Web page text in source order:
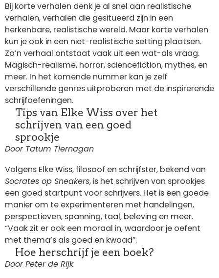
Bij korte verhalen denk je al snel aan realistische
verhalen, verhalen die gesitueerd zijn in een
herkenbare, realistische wereld. Maar korte verhalen
kun je ook in een niet-realistische setting plaatsen.
Zo’n verhaal ontstaat vaak uit een wat-als vraag.
Magisch-realisme, horror, sciencefiction, mythes, en
meer. In het komende nummer kan je zelf
verschillende genres uitproberen met de inspirerende
schrijfoefeningen.
Tips van Elke Wiss over het
schrijven van een goed
sprookje
Door Tatum Tiernagan
Volgens Elke Wiss, filosoof en schrijfster, bekend van
Socrates op Sneakers, is het schrijven van sprookjes
een goed startpunt voor schrijvers. Het is een goede
manier om te experimenteren met handelingen,
perspectieven, spanning, taal, beleving en meer.
“Vaak zit er ook een moraal in, waardoor je oefent
met thema’s als goed en kwaad”.
Hoe herschrijf je een boek?
Door Peter de Rijk